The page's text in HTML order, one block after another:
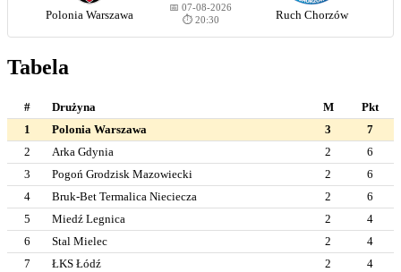
Polonia Warszawa
📅 07-08-2026
⏱️ 20:30
Ruch Chorzów
Tabela
# Drużyna M
Pkt
1
Polonia Warszawa 3
7
2
Arka Gdynia 2
6
3
Pogoń Grodzisk Mazowiecki 2
6
4
Bruk-Bet Termalica Nieciecza 2
6
5
Miedź Legnica 2
4
6
Stal Mielec 2
4
7
ŁKS Łódź 2
4